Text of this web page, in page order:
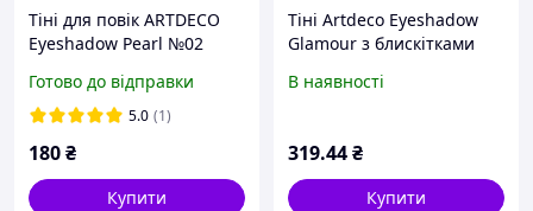
Тіні для повік ARTDECO
Eyeshadow Pearl №02
(4019674030028)
Готово до відправки
5.0 (1)
180₴
Купити
Тіні Artdeco Eyeshadow
Glamour з блискітками
В наявності
319.44₴
Купити